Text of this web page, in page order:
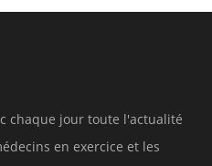
chaque jour toute l'actualité
en exercice et les